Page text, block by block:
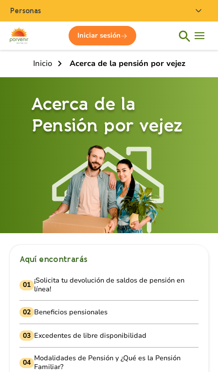
Personas
Iniciar sesión
Inicio Acerca de la pensión por vejez
Acerca de la
Pensión por vejez
Aquí encontrarás
01 ¡Solicita tu devolución de saldos de pensión en
línea!
02 Beneficios pensionales
03 Excedentes de libre disponibilidad
04 Modalidades de Pensión y ¿Qué es la Pensión
Familiar?